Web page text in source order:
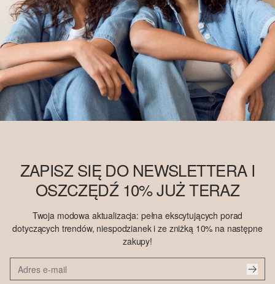
ZAPISZ SIĘ DO NEWSLETTERA I
OSZCZĘDŹ 10% JUŻ TERAZ
Twoja modowa aktualizacja: pełna ekscytujących porad
dotyczących trendów, niespodzianek i ze zniżką 10% na następne
zakupy!